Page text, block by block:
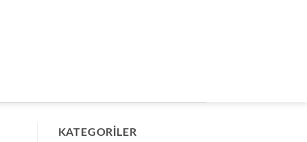
KATEGORILER